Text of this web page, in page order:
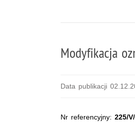
Modyfikacja
Data publikacji
Nr referencyjny:225/